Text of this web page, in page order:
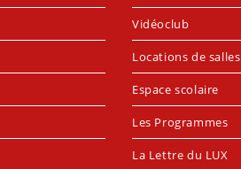
Vidéoclub
Locations de salles
Espace scolaire
Les Programmes
La Lettre du LUX